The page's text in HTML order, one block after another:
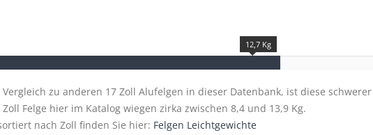
12,7 Kg
Vergleich zu anderen 17 Zoll Alufelgen in dieser Datenbank, ist diese
Felge hier im Katalog wiegen zirka zwischen 8,4 und 13,9 Kg.
nach Zoll finden Sie hier: Felgen Leichtgewichte